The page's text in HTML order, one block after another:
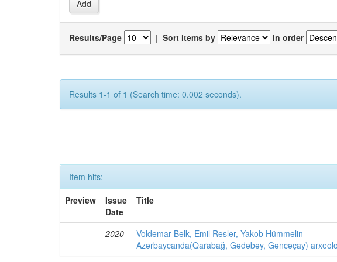
Results/Page | Sort items by In order
Results 1-1 of 1 (Search time: 0.002 seconds).
Item hits:
Preview
Issue
Date
Title
2020
Voldemar Belk, Emil Resler, Yakob Hümmelin
Azərbaycanda(Qarabağ, Gədəbəy, Gəncəçay)